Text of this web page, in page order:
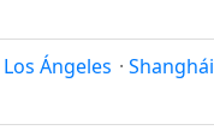
Los Ángeles · Shanghái